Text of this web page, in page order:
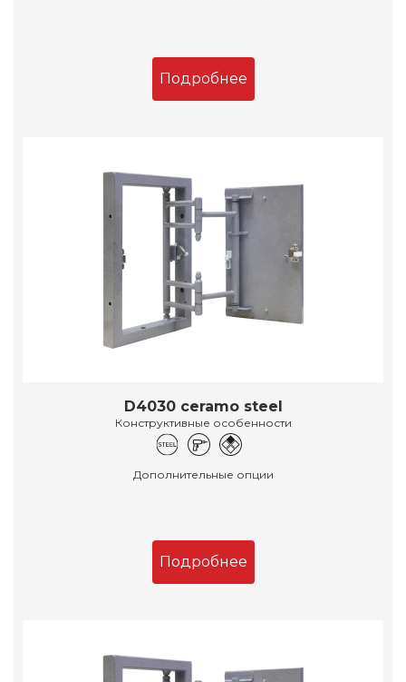
Подробнее
D4030 ceramo steel
Конструктивные особенности
Дополнительные опции
Подробнее